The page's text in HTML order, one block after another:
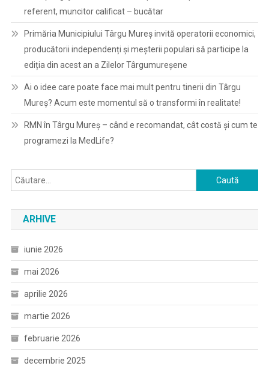
referent, muncitor calificat – bucătar
Primăria Municipiului Târgu Mureș invită operatorii economici,
producătorii independenți și meșterii populari să participe la
ediția din acest an a Zilelor Târgumureșene
Ai o idee care poate face mai mult pentru tinerii din Târgu
Mureș? Acum este momentul să o transformi în realitate!
RMN în Târgu Mureș – când e recomandat, cât costă și cum te
programezi la MedLife?
Caută
după:
ARHIVE
iunie 2026
mai 2026
aprilie 2026
martie 2026
februarie 2026
decembrie 2025